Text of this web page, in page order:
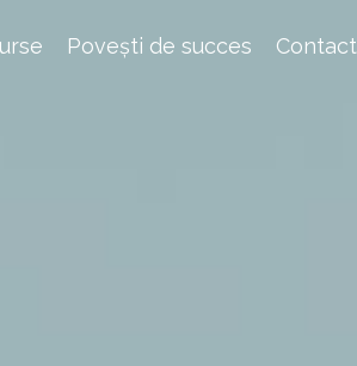
Povești de succes Contact